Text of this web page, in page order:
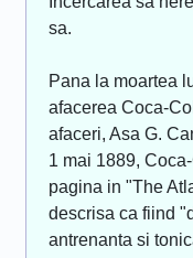
sa.
Pana la moartea
afacerea Coca-
afaceri, Asa G.
1 mai 1889,
pagina in "The
descrisa ca fiind
antrenanta si